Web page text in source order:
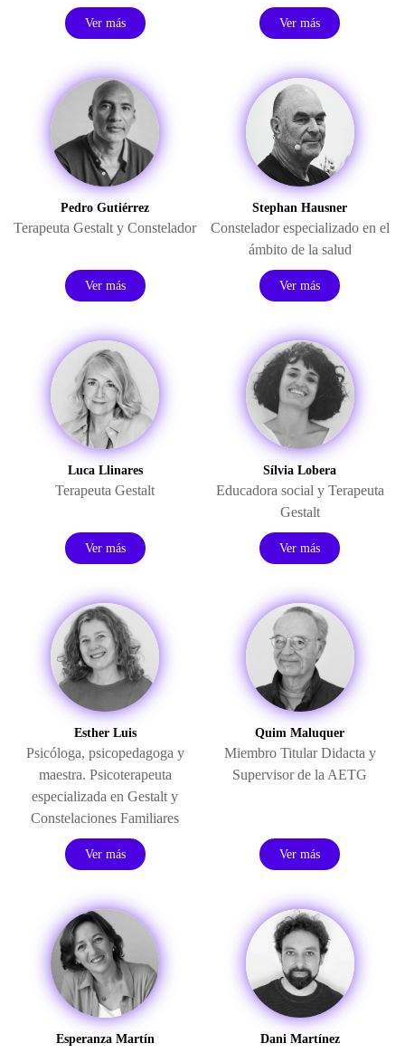
Ver más Ver más
Pedro Gutiérrez
Terapeuta Gestalt y Constelador
Ver más
Stephan Hausner
Constelador especializado en el
ámbito de la salud
Ver más
Luca Llinares
Terapeuta Gestalt
Ver más
Sílvia Lobera
Educadora social y Terapeuta
Gestalt
Ver más
Esther Luis
Psicóloga, psicopedagoga y
maestra. Psicoterapeuta
especializada en Gestalt y
Constelaciones Familiares
Ver más
Quim Maluquer
Miembro Titular Didacta y
Supervisor de la AETG
Ver más
Esperanza Martín Dani Martínez